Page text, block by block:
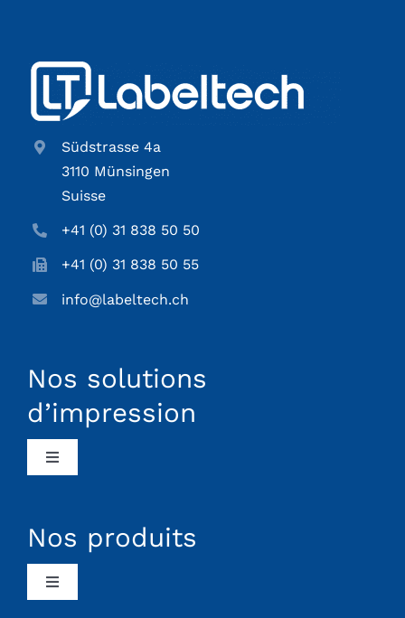
Südstrasse 4a
3110 Münsingen
Suisse
+41 (0) 31 838 50 50
+41 (0) 31 838 50 55
info@labeltech.ch
Nos solutions
d’impression
Toggle
Secteur de la logistique
Nos produits
Toggle